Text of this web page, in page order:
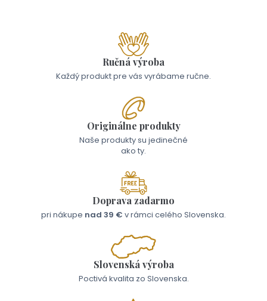
Ručná výroba
Každý produkt pre vás vyrábame ručne.
Originálne produkty
Naše produkty su jedinečné
ako ty.
Doprava zadarmo
pri nákupe nad 39 € v rámci celého Slovenska.
Slovenská výroba
Poctivá kvalita zo Slovenska.